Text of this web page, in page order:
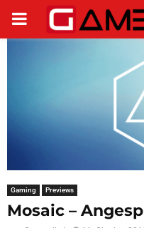
PRIMARY
Gaming Previews
Mosaic –